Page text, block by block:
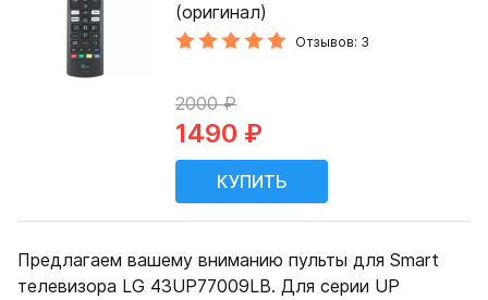
Предлагаем вашему вниманию пульты для Smart
телевизора LG 43UP77009LB. Для серии UP
(оригинал)
Отзывов: 3
2000 ₽
1490 ₽